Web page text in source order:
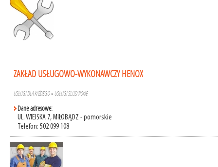
ZAKŁAD USŁUGOWO-WYKONAWCZY HENOX
USŁUGI DLA KAŻDEGO» USŁUGI ŚLUSARSKIE
Dane adresowe:
UL. WIEJSKA 7, MIŁOBĄDZ - pomorskie
Telefon: 502 099 108